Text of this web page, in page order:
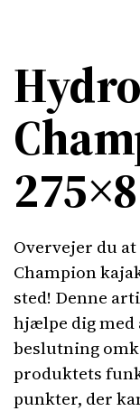
Overvejer du
Champion
sted! Denne
hjælpe dig
beslutning
produktets
punkter, der